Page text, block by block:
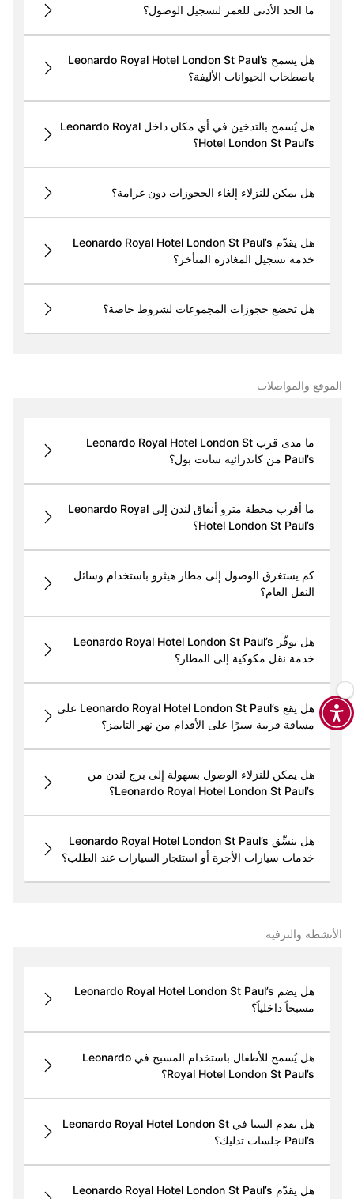
ما الحد الأدنى للعمر لتسجيل الوصول؟
هل يسمح Leonardo Royal Hotel London St Paul’s
باصطحاب الحيوانات الأليفة؟
هل يُسمح بالتدخين في أي مكان داخل Leonardo Royal
Hotel London St Paul’s؟
هل يمكن للنزلاء إلغاء الحجوزات دون غرامة؟
هل يقدّم Leonardo Royal Hotel London St Paul’s
خدمة تسجيل المغادرة المتأخر؟
هل تخضع حجوزات المجموعات لشروط خاصة؟
الموقع والمواصلات
ما مدى قرب Leonardo Royal Hotel London St
Paul’s من كاتدرائية سانت بول؟
ما أقرب محطة مترو أنفاق لندن إلى Leonardo Royal
Hotel London St Paul’s؟
كم يستغرق الوصول إلى مطار هيثرو باستخدام وسائل
النقل العام؟
هل يوفّر Leonardo Royal Hotel London St Paul’s
خدمة نقل مكوكية إلى المطار؟
هل يقع Leonardo Royal Hotel London St Paul’s على
مسافة قريبة سيرًا على الأقدام من نهر التايمز؟
هل يمكن للنزلاء الوصول بسهولة إلى برج لندن من
Leonardo Royal Hotel London St Paul’s؟
هل ينسِّق Leonardo Royal Hotel London St Paul’s
خدمات سيارات الأجرة أو استئجار السيارات عند الطلب؟
الأنشطة والترفيه
هل يضم Leonardo Royal Hotel London St Paul’s
مسبحاً داخلياً؟
هل يُسمح للأطفال باستخدام المسبح في Leonardo
Royal Hotel London St Paul’s؟
هل يقدم السبا في Leonardo Royal Hotel London St
Paul’s جلسات تدليك؟
هل يقدّم Leonardo Royal Hotel London St Paul’s